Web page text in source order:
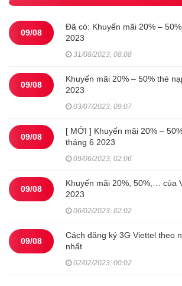
09/08
Đã có: Khuyến mãi 20% –
2023
31/08/2023, 08:08
09/08
Khuyến mãi 20% – 50% thẻ
2023
03/07/2023, 09:07
09/08
[ MỚI ] Khuyến mãi 20% –
tháng 6 2023
09/06/2023, 02:06
09/08
Khuyến mãi 20%, 50%,… của
2023
06/02/2023, 02:02
09/08
Cách đăng ký 3G Viettel theo
nhất
02/02/2023, 00:02